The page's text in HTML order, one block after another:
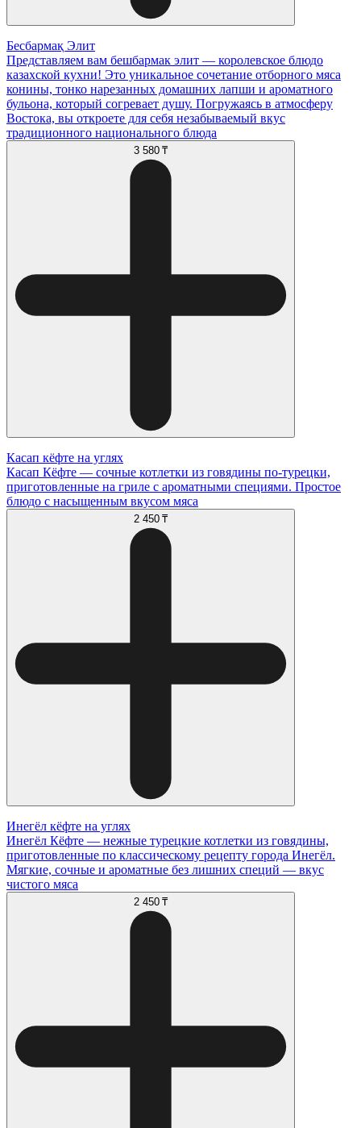
Бесбармақ Элит
Представляем вам бешбармак элит — королевское блюдо
казахской кухни! Это уникальное сочетание отборного мяса
конины, тонко нарезанных домашних лапши и ароматного
бульона, который согревает душу. Погружаясь в атмосферу
Востока, вы откроете для себя незабываемый вкус
традиционного национального блюда
3 580 ₸
Касап кёфте на углях
Касап Кёфте — сочные котлетки из говядины по-турецки,
приготовленные на гриле с ароматными специями. Простое
блюдо с насыщенным вкусом мяса
2 450 ₸
Инегёл кёфте на углях
Инегёл Кёфте — нежные турецкие котлетки из говядины,
приготовленные по классическому рецепту города Инегёл.
Мягкие, сочные и ароматные без лишних специй — вкус
чистого мяса
2 450 ₸